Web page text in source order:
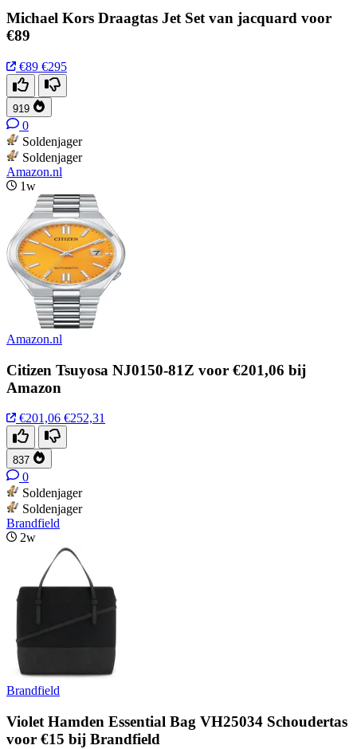
Michael Kors Draagtas Jet Set van jacquard voor
€89
€89 €295
919
0
Soldenjager
Soldenjager
Amazon.nl
1w
Amazon.nl
Citizen Tsuyosa NJ0150-81Z voor €201,06 bij
Amazon
€201,06 €252,31
837
0
Soldenjager
Soldenjager
Brandfield
2w
Brandfield
Violet Hamden Essential Bag VH25034 Schoudertas
voor €15 bij Brandfield